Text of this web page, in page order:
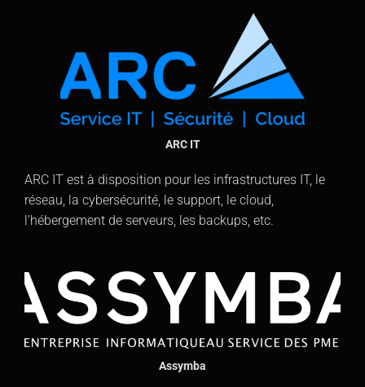
ARC IT
ARC IT est à disposition pour les infrastructures IT, le
réseau, la cybersécurité, le support, le cloud,
l’hébergement de serveurs, les backups, etc.
Assymba